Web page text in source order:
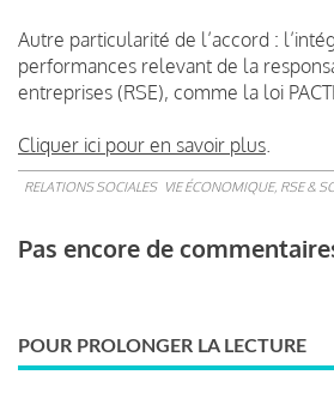
Autre particularité de l’accord :
performances relevant de la
entreprises (RSE), comme la loi
Cliquer ici pour en savoir plus
RELATIONS SOCIALES VIE ÉCONOMIQUE, RSE &
Pas encore de
POUR PROLONGER LA LECTURE